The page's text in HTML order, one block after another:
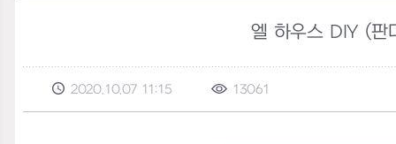
엘 하우스 DIY (판
2020.10.07 11:15 13061